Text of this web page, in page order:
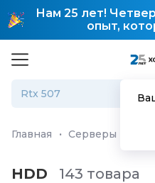
Нам 25 лет!
опыт,
Главная · Серверы и СХД
HDD 143 товара